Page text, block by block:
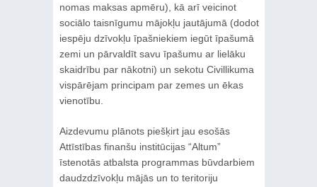
nomas maksas apmēru), kā arī veicinot
sociālo taisnīgumu mājokļu jautājumā (dodot
iespēju dzīvokļu īpašniekiem iegūt īpašumā
zemi un pārvaldīt savu īpašumu ar lielāku
skaidrību par nākotni) un sekotu Civillikuma
vispārējam principam par zemes un ēkas
vienotību.
Aizdevumu plānots piešķirt jau esošās
Attīstības finanšu institūcijas “Altum”
īstenotās atbalsta programmas būvdarbiem
daudzdzīvokļu mājās un to teritoriju